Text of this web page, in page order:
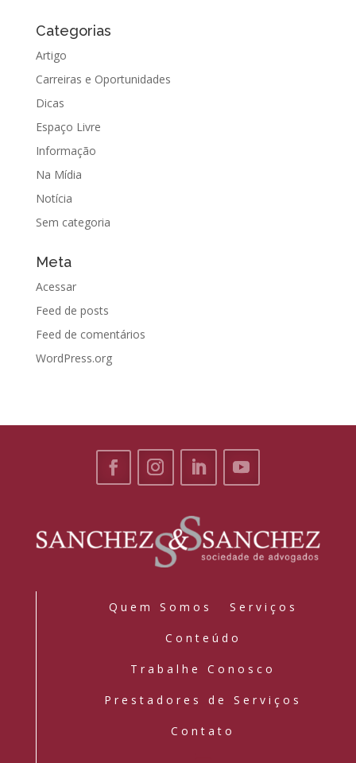
Categorias
Artigo
Carreiras e Oportunidades
Dicas
Espaço Livre
Informação
Na Mídia
Notícia
Sem categoria
Meta
Acessar
Feed de posts
Feed de comentários
WordPress.org
Quem Somos Serviços
Conteúdo
Trabalhe Conosco
Prestadores de Serviços
Contato